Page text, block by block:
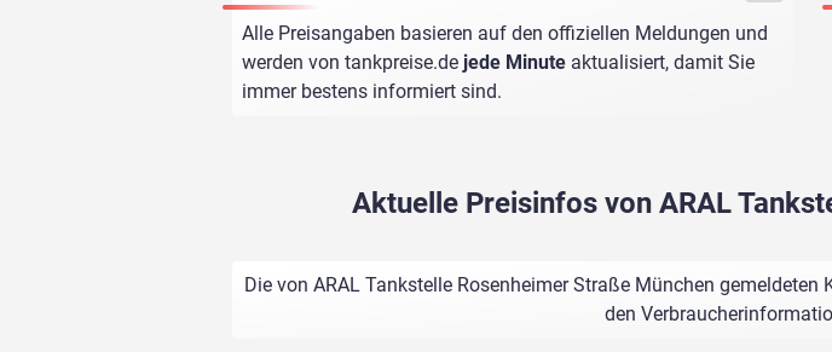
Alle Preisangaben basieren auf den offiziellen Meldungen und
werden von tankpreise.de jede Minute aktualisiert, damit Sie
immer bestens informiert sind.
Aktuelle Preisinfos von ARAL
Die von ARAL Tankstelle Rosenheimer Straße München
den